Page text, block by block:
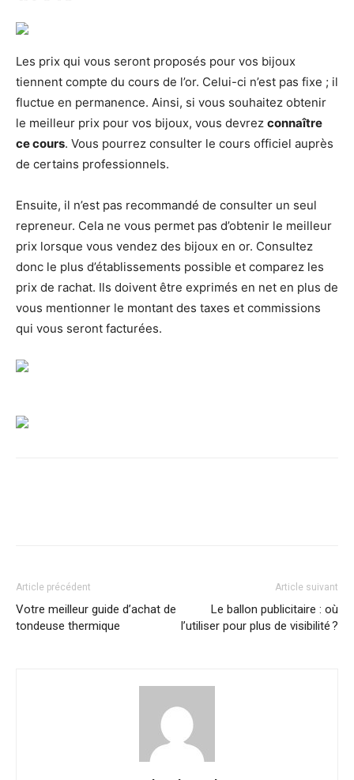
Les prix qui vous seront proposés pour vos bijoux
tiennent compte du cours de l’or. Celui-ci n’est pas fixe ; il
fluctue en permanence. Ainsi, si vous souhaitez obtenir
le meilleur prix pour vos bijoux, vous devrez connaître
ce cours. Vous pourrez consulter le cours officiel auprès
de certains professionnels.
Ensuite, il n’est pas recommandé de consulter un seul
repreneur. Cela ne vous permet pas d’obtenir le meilleur
prix lorsque vous vendez des bijoux en or. Consultez
donc le plus d’établissements possible et comparez les
prix de rachat. Ils doivent être exprimés en net en plus de
vous mentionner le montant des taxes et commissions
qui vous seront facturées.
Article précédent
Votre meilleur guide d’achat de
tondeuse thermique
Article suivant
Le ballon publicitaire : où
l’utiliser pour plus de visibilité ?